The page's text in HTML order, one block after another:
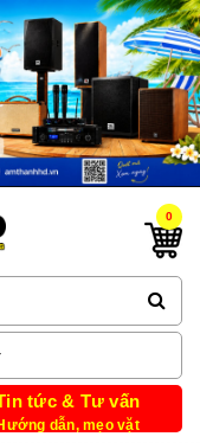
0
tức & Tư vấn
dẫn, mẹo vặt